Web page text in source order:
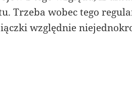
Trzeba wobec tego
względnie